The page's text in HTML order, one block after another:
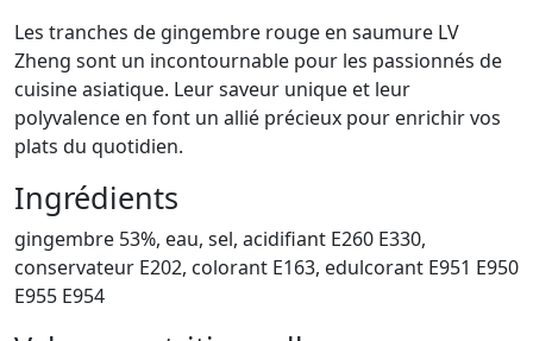
Les tranches de gingembre rouge en saumure LV
Zheng sont un incontournable pour les passionnés de
cuisine asiatique. Leur saveur unique et leur
polyvalence en font un allié précieux pour enrichir vos
plats du quotidien.
Ingrédients
gingembre 53%, eau, sel, acidifiant E260 E330,
conservateur E202, colorant E163, edulcorant E951 E950
E955 E954